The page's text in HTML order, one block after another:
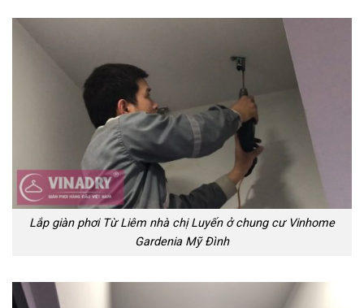
Lắp giàn phơi Từ Liêm nhà chị Luyến ở chung cư Vinhome
Gardenia Mỹ Đình